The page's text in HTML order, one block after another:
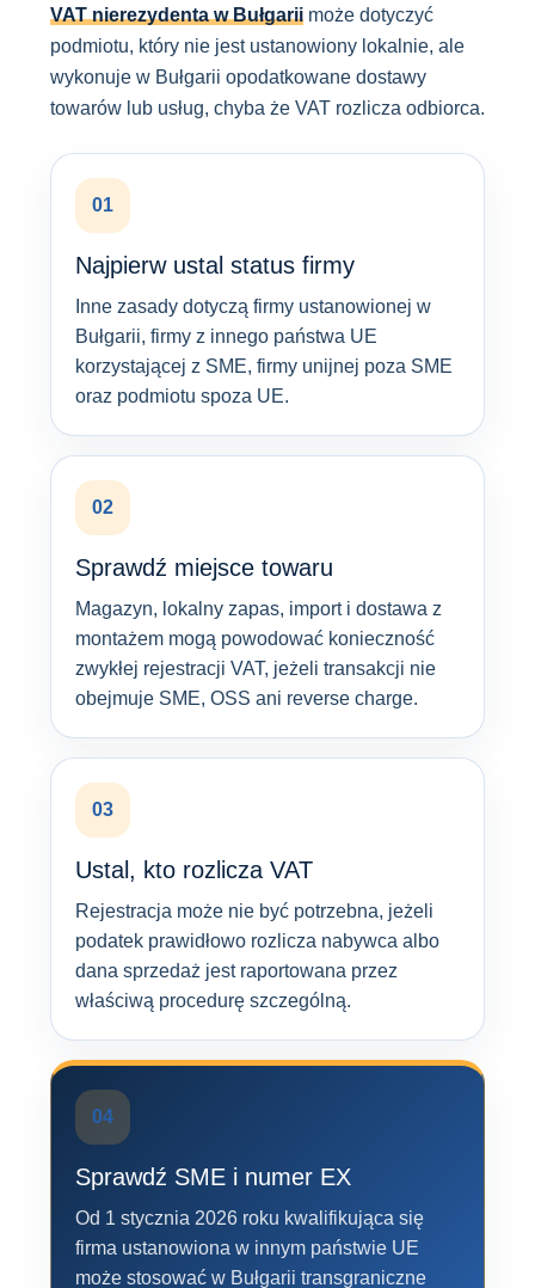
VAT nierezydenta w Bułgarii może dotyczyć
podmiotu, który nie jest ustanowiony lokalnie, ale
wykonuje w Bułgarii opodatkowane dostawy
towarów lub usług, chyba że VAT rozlicza odbiorca.
01
Najpierw ustal status firmy
Inne zasady dotyczą firmy ustanowionej w
Bułgarii, firmy z innego państwa UE
korzystającej z SME, firmy unijnej poza SME
oraz podmiotu spoza UE.
02
Sprawdź miejsce towaru
Magazyn, lokalny zapas, import i dostawa z
montażem mogą powodować konieczność
zwykłej rejestracji VAT, jeżeli transakcji nie
obejmuje SME, OSS ani reverse charge.
03
Ustal, kto rozlicza VAT
Rejestracja może nie być potrzebna, jeżeli
podatek prawidłowo rozlicza nabywca albo
dana sprzedaż jest raportowana przez
właściwą procedurę szczególną.
04
Sprawdź SME i numer EX
Od 1 stycznia 2026 roku kwalifikująca się
firma ustanowiona w innym państwie UE
może stosować w Bułgarii transgraniczne